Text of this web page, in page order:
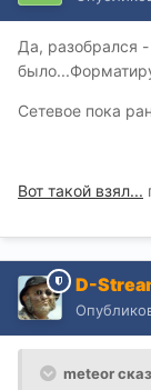
Да, разобрался
Сетевое пока
Вот такой взял...
D-
meteor